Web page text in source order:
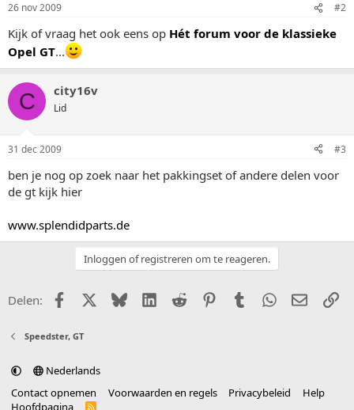
26 nov 2009 #2
Kijk of vraag het ook eens op Hét forum voor de klassieke
Opel GT...
C city16v
Lid
31 dec 2009 #3
ben je nog op zoek naar het pakkingset of andere delen voor
de gt kijk hier
www.splendidparts.de
Inloggen of registreren om te reageren.
Delen: FacebookX (Twitter)
BlueskyLinkedIn
Reddit PinterestTumblr WhatsApp
E-mail
Speedster, GT
Nederlands
Contact opnemen
Voorwaarden en regels Privacybeleid
Help
Hoofdpagina
R